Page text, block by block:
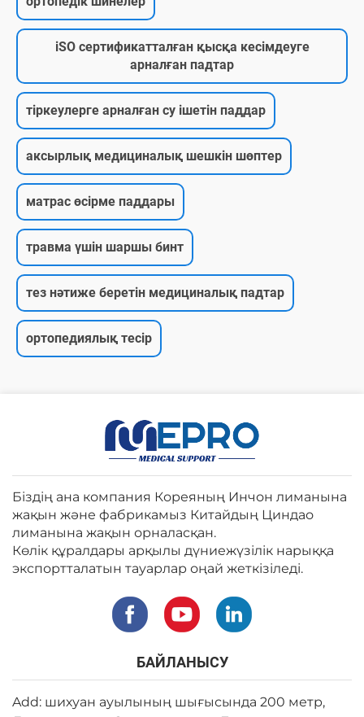
iSO сертификатталған қысқа кесімдеуге
арналған падтар
тіркеулерге арналған су ішетін паддар
аксырлық медициналық шешкін шөптер
матрас өсірме паддары
травма үшін шаршы бинт
тез нәтиже беретін медициналық падтар
ортопедиялық тесір
Біздің ана компания Кореяның Инчон лиманына
жақын және фабрикамыз Китайдың Циндао
лиманына жақын орналасқан.
Көлік құралдары арқылы дүниежүзілік нарыққа
экспортталатын тауарлар оңай жеткізіледі.
БАЙЛАНЫСУ
Add: шихуан ауылының шығысында 200 метр,